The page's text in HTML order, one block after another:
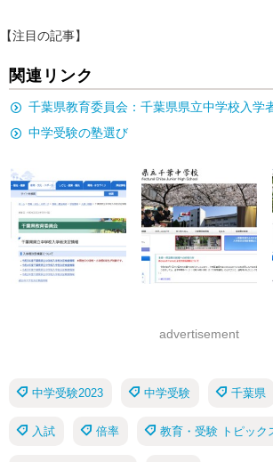
【注目の記事】
関連リンク
千葉県教育委員会：千葉県県立中学校入学
中学受験の塾選び
advertisement
中学受験2023 中学受験 千葉県
入試 倍率 教育・受験 トピック